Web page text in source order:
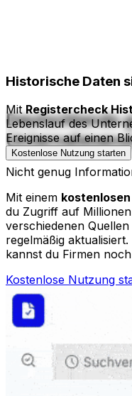
Historische Daten
MitRegistercheck
Lebenslauf des
Ereignisse auf einen
Kostenlose Nutzung starten
Deutschlands
Nicht genug
Mit einem kostenlosen
du Zugriff auf
verschiedenen
regelmäßig
kannst du Firmen
Kostenlose Nutzung